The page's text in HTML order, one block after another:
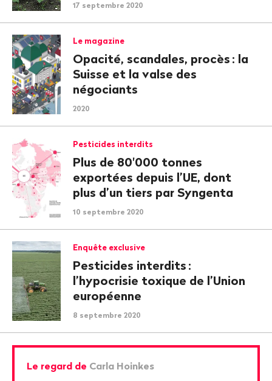
17 septembre 2020
Le magazine
Opacité, scandales, procès : la
Suisse et la valse des
négociants
2020
Pesticides interdits
Plus de 80'000 tonnes
exportées depuis l’UE, dont
plus d’un tiers par Syngenta
10 septembre 2020
Enquête exclusive
Pesticides interdits :
l’hypocrisie toxique de l’Union
européenne
8 septembre 2020
Le regard de Carla Hoinkes